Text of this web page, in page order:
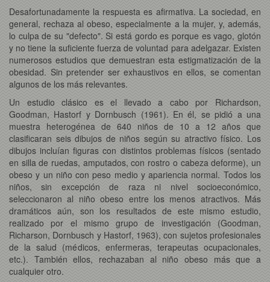
Desafortunadamente la respuesta es afirmativa. La sociedad, en
general, rechaza al obeso, especialmente a la mujer, y, además,
lo culpa de su "defecto". Si está gordo es porque es vago, glotón
y no tiene la suficiente fuerza de voluntad para adelgazar. Existen
numerosos estudios que demuestran esta estigmatización de la
obesidad. Sin pretender ser exhaustivos en ellos, se comentan
algunos de los más relevantes.
Un estudio clásico es el llevado a cabo por Richardson,
Goodman, Hastorf y Dornbusch (1961). En él, se pidió a una
muestra heterogénea de 640 niños de 10 a 12 años que
clasificaran seis dibujos de niños según su atractivo físico. Los
dibujos incluían figuras con distintos problemas físicos (sentado
en silla de ruedas, amputados, con rostro o cabeza deforme), un
obeso y un niño con peso medio y apariencia normal. Todos los
niños, sin excepción de raza ni nivel socioeconómico,
seleccionaron al niño obeso entre los menos atractivos. Más
dramáticos aún, son los resultados de este mismo estudio,
realizado por el mismo grupo de investigación (Goodman,
Richarson, Dornbusch y Hastorf, 1963), con sujetos profesionales
de la salud (médicos, enfermeras, terapeutas ocupacionales,
etc.). También ellos, rechazaban al niño obeso más que a
cualquier otro.